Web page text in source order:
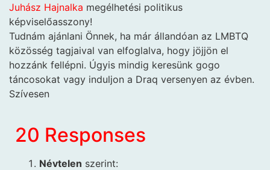
Juhász Hajnalka megélhetési politikus
képviselőasszony!
Tudnám ajánlani Önnek, ha már állandóan az LMBTQ
közösség tagjaival van elfoglalva, hogy jöjjön el
hozzánk fellépni. Úgyis mindig keresünk gogo
táncosokat vagy induljon a Draq versenyen az évben.
Szívesen
20 Responses
Névtelen szerint: